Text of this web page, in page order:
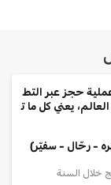
حجز عبر التط
يعني كل ما ت
خلال السنة